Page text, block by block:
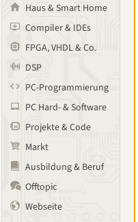
Haus & Smart Home
Compiler & IDEs
FPGA, VHDL & Co.
DSP
PC-Programmierung
PC Hard- & Software
Projekte & Code
Markt
Ausbildung & Beruf
Offtopic
Webseite